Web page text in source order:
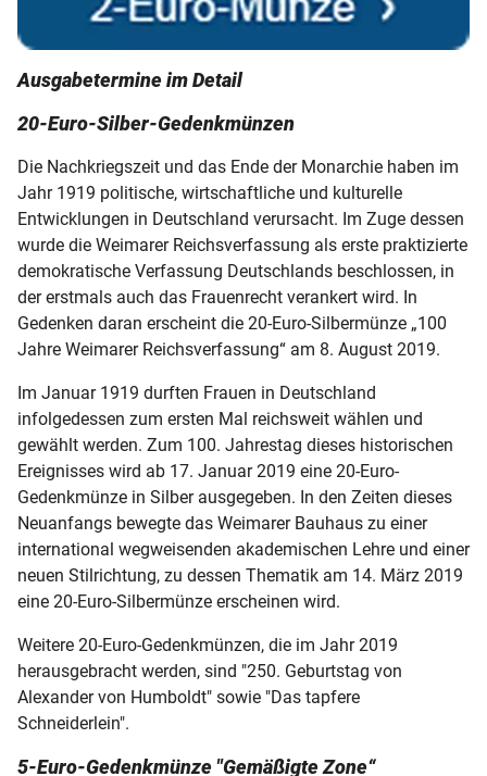
Ausgabetermine im Detail
20-Euro-Silber-Gedenkmünzen
Die Nachkriegszeit und das Ende der Monarchie haben im
Jahr 1919 politische, wirtschaftliche und kulturelle
Entwicklungen in Deutschland verursacht. Im Zuge dessen
wurde die Weimarer Reichsverfassung als erste praktizierte
demokratische Verfassung Deutschlands beschlossen, in
der erstmals auch das Frauenrecht verankert wird. In
Gedenken daran erscheint die 20-Euro-Silbermünze „100
Jahre Weimarer Reichsverfassung“ am 8. August 2019.
Im Januar 1919 durften Frauen in Deutschland
infolgedessen zum ersten Mal reichsweit wählen und
gewählt werden. Zum 100. Jahrestag dieses historischen
Ereignisses wird ab 17. Januar 2019 eine 20-Euro-
Gedenkmünze in Silber ausgegeben. In den Zeiten dieses
Neuanfangs bewegte das Weimarer Bauhaus zu einer
international wegweisenden akademischen Lehre und einer
neuen Stilrichtung, zu dessen Thematik am 14. März 2019
eine 20-Euro-Silbermünze erscheinen wird.
Weitere 20-Euro-Gedenkmünzen, die im Jahr 2019
herausgebracht werden, sind "250. Geburtstag von
Alexander von Humboldt" sowie "Das tapfere
Schneiderlein".
5-Euro-Gedenkmünze "Gemäßigte Zone“